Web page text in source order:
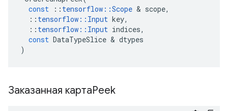
const
:: tensorflow ::Scope & scope,
:: tensorflow :: Input key,
:: tensorflow :: Input indices,
const DataTypeSlice & dtypes
)
Заказанная картаPeek